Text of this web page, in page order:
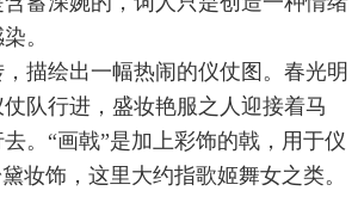
。
描绘出一幅热闹的仪仗图。春光明
队行进，盛妆艳服之人迎接着马
。“画戟”是加上彩饰的戟，用于仪
妆饰，这里大约指歌姬舞女之类。